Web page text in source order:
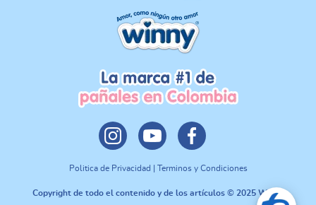
Politica de Privacidad | Terminos y Condiciones
Copyright de todo el contenido y de los artículos © 2025 Winny